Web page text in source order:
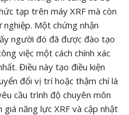
tạp trên máy XRF mà còn
Một chứng nhận
người đó đã được đào tạo
việc một cách chính xác
Điều này tạo điều kiện
đổi vị trí hoặc thậm chí là
cầu trình độ chuyên môn
năng lực XRF và cập nhật